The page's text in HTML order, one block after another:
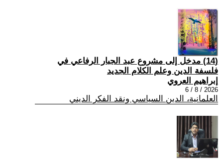
(14) مدخل إلى مشروع عبد الجبار الرفاعي في
فلسفة الدين وعلم الكلام الجديد
إبراهيم العروي
2026 / 8 / 6
العلمانية، الدين السياسي ونقد الفكر الديني